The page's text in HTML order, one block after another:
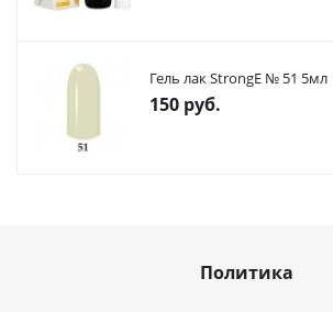
Гель лак StrongE № 51 5мл
150 руб.
Политика